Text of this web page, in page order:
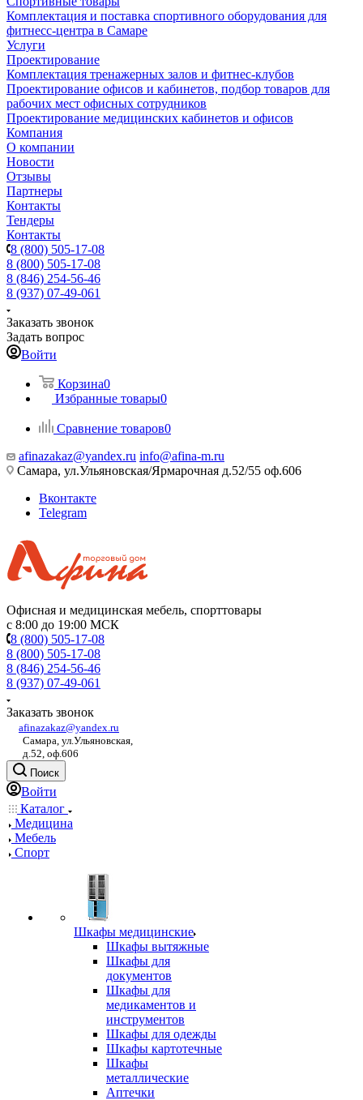
Комплектация и поставка спортивного оборудования для
фитнесс-центра в Самаре
Услуги
Проектирование
Комплектация тренажерных залов и фитнес-клубов
Проектирование офисов и кабинетов, подбор товаров для
рабочих мест офисных сотрудников
Проектирование медицинских кабинетов и офисов
Компания
О компании
Новости
Отзывы
Партнеры
Контакты
Тендеры
Контакты
8 (800) 505-17-08
8 (800) 505-17-08
8 (846) 254-56-46
8 (937) 07-49-061
Заказать звонок
Задать вопрос
Войти
Корзина0
Избранные товары0
Сравнение товаров0
afinazakaz@yandex.ru info@afina-m.ru
Самара, ул.Ульяновская/Ярмарочная д.52/55 оф.606
Вконтакте
Telegram
Офисная и медицинская мебель, спорттовары
с 8:00 до 19:00 МСК
8 (800) 505-17-08
8 (800) 505-17-08
8 (846) 254-56-46
8 (937) 07-49-061
Заказать звонок
afinazakaz@yandex.ru
Самара, ул.Ульяновская,
д.52, оф.606
Поиск
Войти
Каталог
Медицина
Мебель
Спорт
Шкафы медицинские
Шкафы вытяжные
Шкафы для
документов
Шкафы для
медикаментов и
инструментов
Шкафы для одежды
Шкафы картотечные
Шкафы
металлические
Аптечки